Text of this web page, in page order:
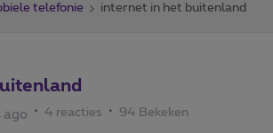
telefonie internet in het buitenland
ago 4 reacties 94 Bekeken